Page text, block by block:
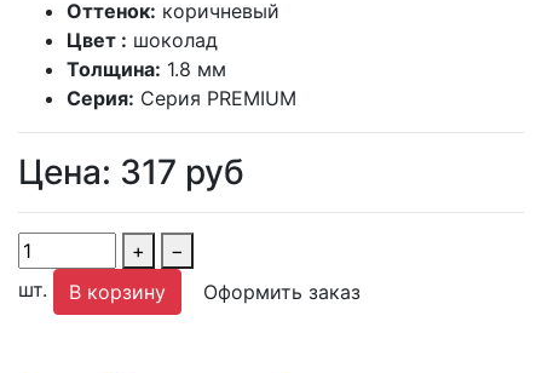
Оттенок: коричневый
Цвет : шоколад
Толщина: 1.8 мм
Серия: Серия PREMIUM
Цена: 317 руб
+
−
шт.
В корзину Оформить заказ